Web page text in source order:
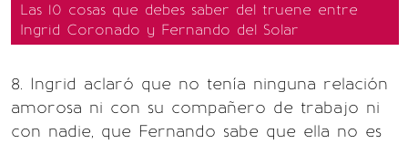
Las 10 cosas que debes saber del truene entre
Ingrid Coronado y Fernando del Solar
8. Ingrid aclaró que no tenía ninguna relación
amorosa ni con su compañero de trabajo ni
con nadie, que Fernando sabe que ella no es